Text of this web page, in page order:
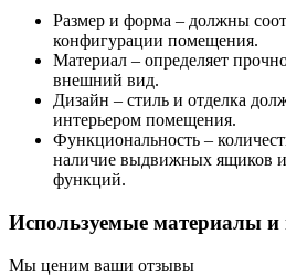
Размер и форма – должны
конфигурации помещения.
Материал – определяет
внешний вид.
Дизайн – стиль и отделка
интерьером помещения.
Функциональность –
наличие выдвижных ящиков
функций.
Используемые материалы и
Мы ценим ваши отзывы